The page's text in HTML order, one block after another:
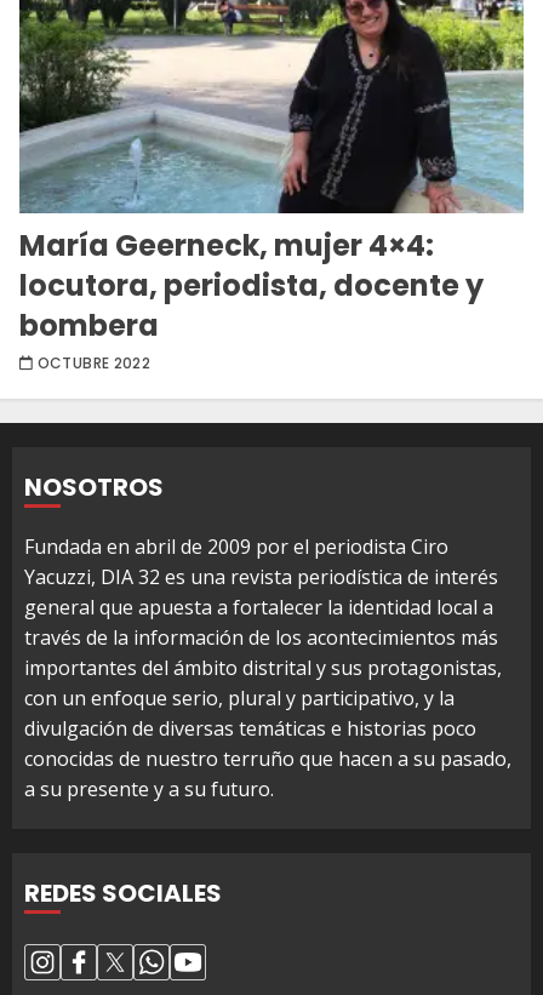
María Geerneck, mujer 4×4:
locutora, periodista, docente y
bombera
OCTUBRE 2022
NOSOTROS
Fundada en abril de 2009 por el periodista Ciro
Yacuzzi, DIA 32 es una revista periodística de interés
general que apuesta a fortalecer la identidad local a
través de la información de los acontecimientos más
importantes del ámbito distrital y sus protagonistas,
con un enfoque serio, plural y participativo, y la
divulgación de diversas temáticas e historias poco
conocidas de nuestro terruño que hacen a su pasado,
a su presente y a su futuro.
REDES SOCIALES